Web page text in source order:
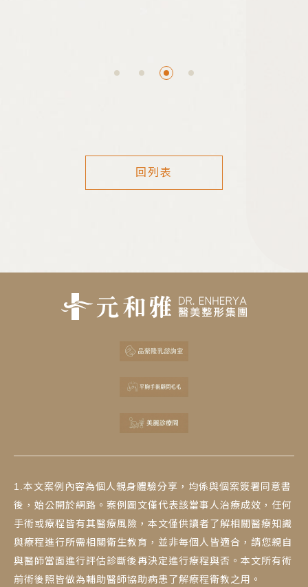
與穿衣喜好，找出最適合您的「藏疤」
回列表
1.本文案例內容為個人親身體驗分享，均係與個案簽署同意書
後，始公開於網路。案例圖文僅代表該當事人治療成效，任何
手術或療程皆有其醫療風險，本文僅供讀者了解相關醫療知識
與療程進行所需相關衛生教育，並非每個人皆適合，請您親自
與醫師當面進行評估診斷後再決定進行療程與否。本文所有術
前術後照皆做為輔助醫師協助病患了解療程衛教之用。